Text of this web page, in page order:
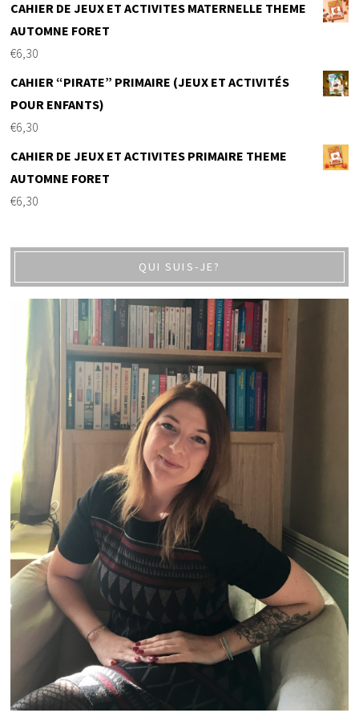
CAHIER DE JEUX ET ACTIVITES MATERNELLE THEME
AUTOMNE FORET
€6,30
CAHIER “PIRATE” PRIMAIRE (JEUX ET ACTIVITÉS
POUR ENFANTS)
€6,30
CAHIER DE JEUX ET ACTIVITES PRIMAIRE THEME
AUTOMNE FORET
€6,30
QUI SUIS-JE?